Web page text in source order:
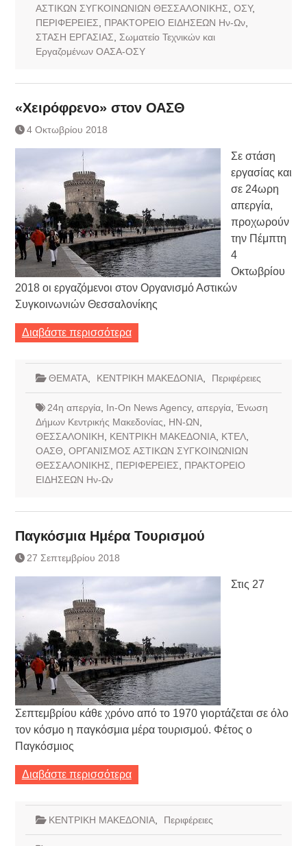
ΑΣΤΙΚΩΝ ΣΥΓΚΟΙΝΩΝΙΩΝ ΘΕΣΣΑΛΟΝΙΚΗΣ ΟΣΥ,
ΠΕΡΙΦΕΡΕΙΕΣ
ΠΡΑΚΤΟΡΕΙΟ ΕΙΔΗΣΕΩΝ Ην-Ων,
ΣΤΑΣΗ ΕΡΓΑΣΙΑΣ
Σωματείο Τεχνικών και
Εργαζομένων ΟΑΣΑ-ΟΣΥ
«Χειρόφρενο» στον ΟΑΣΘ
4 Οκτωβρίου 2018
Σε στάση
εργασίας και
σε 24ωρη
απεργία,
προχωρούν
την Πέμπτη
4
Οκτωβρίου
2018 οι εργαζόμενοι στον Οργανισμό Αστικών
Συγκοινωνιών Θεσσαλονίκης
Διαβάστε περισσότερα
ΘΕΜΑΤΑ, ΚΕΝΤΡΙΚΗ ΜΑΚΕΔΟΝΙΑ, Περιφέρειες
24η απεργία, In-On News Agency, απεργία, Ένωση
Δήμων Κεντρικής Μακεδονίας
ΗΝ-ΩΝ
ΘΕΣΣΑΛΟΝΙΚΗ
ΚΕΝΤΡΙΚΗ ΜΑΚΕΔΟΝΙΑ, ΚΤΕΛ,
ΟΑΣΘ ΟΡΓΑΝΙΣΜΟΣ ΑΣΤΙΚΩΝ ΣΥΓΚΟΙΝΩΝΙΩΝ
ΘΕΣΣΑΛΟΝΙΚΗΣ
ΠΕΡΙΦΕΡΕΙΕΣ
ΠΡΑΚΤΟΡΕΙΟ
ΕΙΔΗΣΕΩΝ Ην-Ων
Παγκόσμια Ημέρα Τουρισμού
27 Σεπτεμβρίου 2018
Στις 27
Σεπτεμβρίου κάθε χρόνο από το 1970 γιορτάζεται σε όλο
τον κόσμο η παγκόσμια μέρα τουρισμού. Φέτος ο
Παγκόσμιος
Διαβάστε περισσότερα
ΚΕΝΤΡΙΚΗ ΜΑΚΕΔΟΝΙΑ, Περιφέρειες